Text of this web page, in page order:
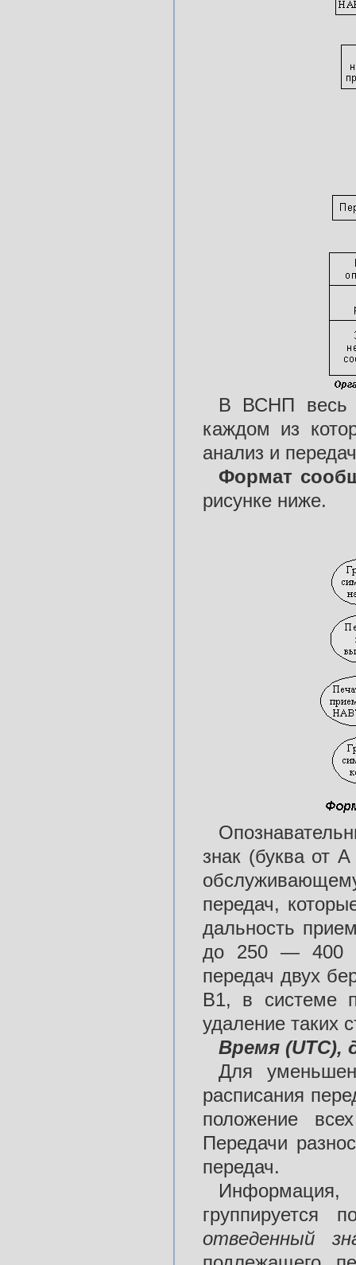
В ВСНП весь
каждом из
анализ и
Формат
рисунке ниже.
знак (буква от
передач,
дальность
до 250 — 400
передач двух
В1, в системе
удаление таких
Время (UTC),
Для
расписания
положение
Передачи
передач.
отведенный